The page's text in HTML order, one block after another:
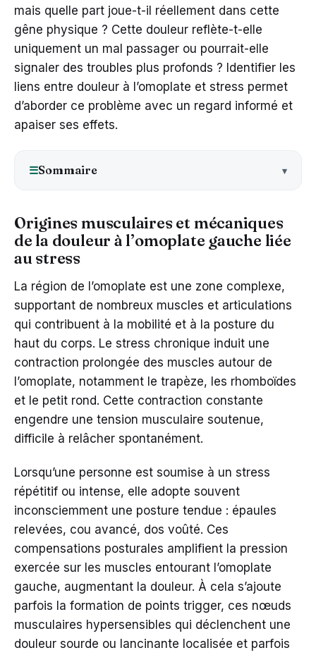
mais quelle part joue-t-il réellement dans cette
gêne physique ? Cette douleur reflète-t-elle
uniquement un mal passager ou pourrait-elle
signaler des troubles plus profonds ? Identifier les
liens entre douleur à l’omoplate et stress permet
d’aborder ce problème avec un regard informé et
apaiser ses effets.
☰Sommaire
Origines musculaires et mécaniques
de la douleur à l’omoplate gauche liée
au stress
La région de l’omoplate est une zone complexe,
supportant de nombreux muscles et articulations
qui contribuent à la mobilité et à la posture du
haut du corps. Le stress chronique induit une
contraction prolongée des muscles autour de
l’omoplate, notamment le trapèze, les rhomboïdes
et le petit rond. Cette contraction constante
engendre une tension musculaire soutenue,
difficile à relâcher spontanément.
Lorsqu’une personne est soumise à un stress
répétitif ou intense, elle adopte souvent
inconsciemment une posture tendue : épaules
relevées, cou avancé, dos voûté. Ces
compensations posturales amplifient la pression
exercée sur les muscles entourant l’omoplate
gauche, augmentant la douleur. À cela s’ajoute
parfois la formation de points trigger, ces nœuds
musculaires hypersensibles qui déclenchent une
douleur sourde ou lancinante localisée et parfois